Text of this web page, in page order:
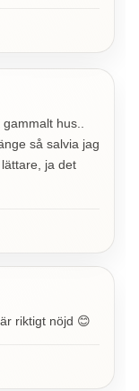
hus..
så salvia jag
ja det
riktigt nöjd 😊